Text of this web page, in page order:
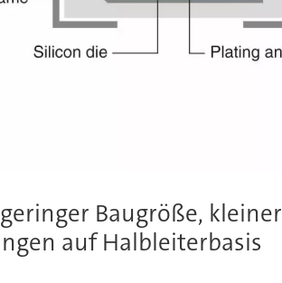
Baugröße, kleiner
auf Halbleiterbasis